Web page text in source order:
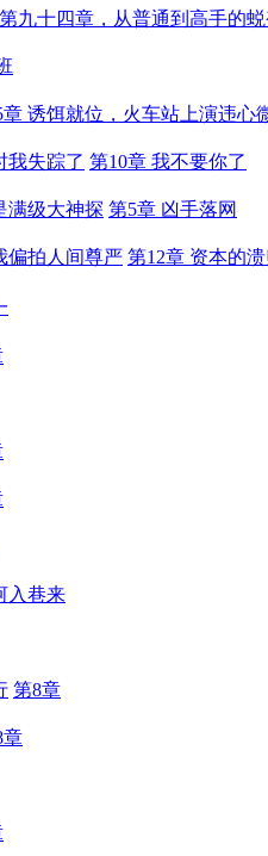
第九十四章，从普通到高手的
章 诱饵就位，火车站上演违心
我失踪了 第10章 我不要你了
满级大神探 第5章 凶手落网
偏拍人间尊严 第12章 资本的
入巷来
第8章
章